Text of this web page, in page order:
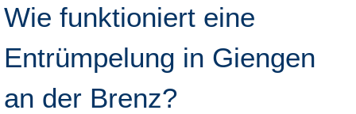
Wie funktioniert eine
Entrümpelung in Giengen
an der Brenz?